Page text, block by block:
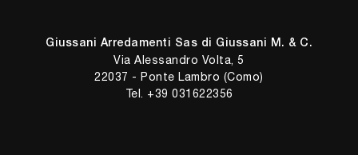
Giussani Arredamenti Sas di Giussani M. & C.
Via Alessandro Volta, 5
22037 - Ponte Lambro (Como)
Tel. +39 031622356